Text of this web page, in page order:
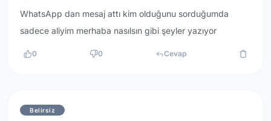
WhatsApp dan mesaj attı kim olduğunu sorduğumda
sadece aliyim merhaba nasılsın gibi şeyler yazıyor
0 0 Cevap
Belirsiz